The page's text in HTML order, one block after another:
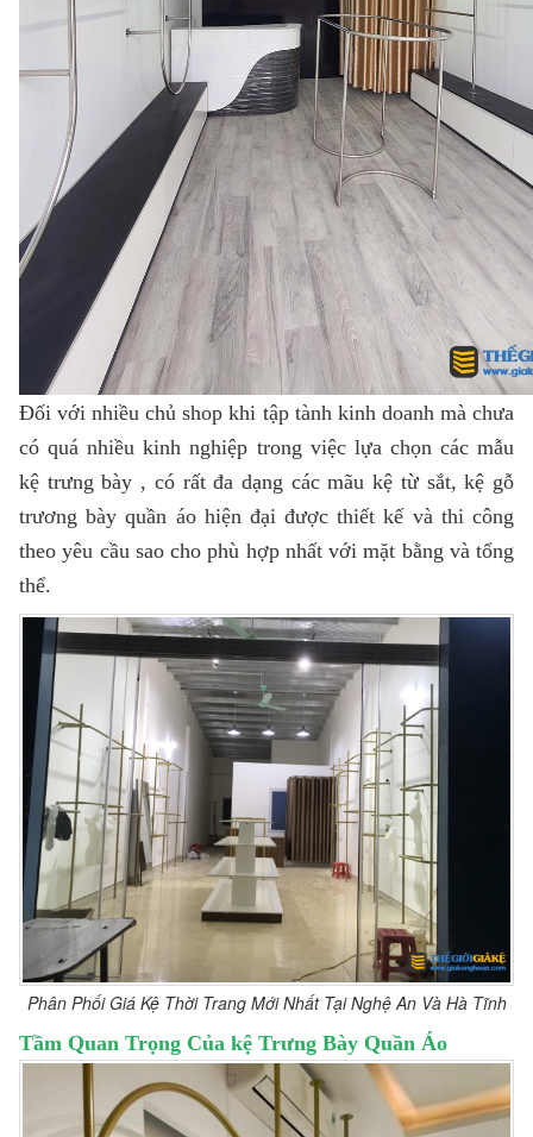
Đối với nhiều chủ shop khi tập tành kinh doanh mà chưa
có quá nhiều kinh nghiệp trong việc lựa chọn các mẫu
kệ trưng bày , có rất đa dạng các mãu kệ từ sắt, kệ gỗ
trương bày quần áo hiện đại được thiết kế và thi công
theo yêu cầu sao cho phù hợp nhất với mặt bằng và tổng
thể.
Phân Phối Giá Kệ Thời Trang Mới Nhất Tại Nghệ An Và Hà Tĩnh
Tầm Quan Trọng Của kệ Trưng Bày Quần Áo